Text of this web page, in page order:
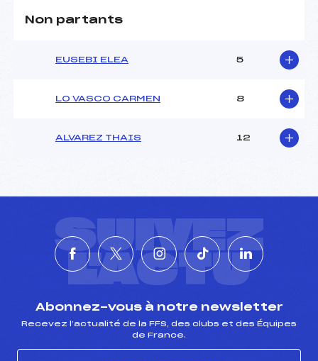
Non partants
EUSEBI ELEA 5
LO VASCO CARMEN 8
ALVAREZ THAIS 12
SUIVEZ
L'ACTU
Abonnez-vous à notre newsletter
Recevez l’actualité de la FFS, des clubs et des Équipes
de France.